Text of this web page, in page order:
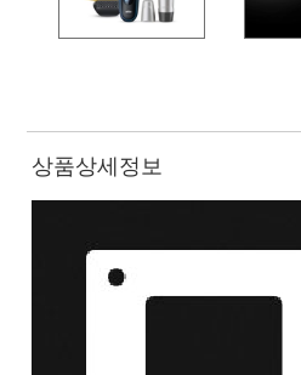
상품상세정보